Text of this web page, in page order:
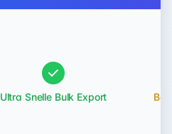
Ultra Snelle Bulk Export